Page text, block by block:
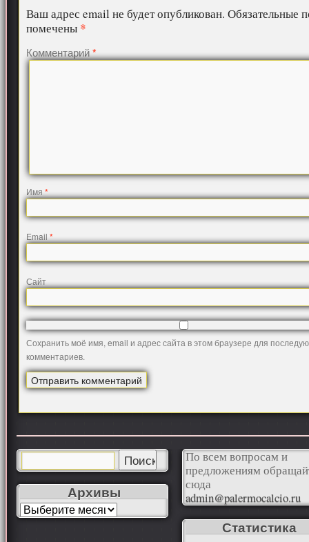
Ваш адрес email не будет опубликован. Обязательные
помечены *
Комментарий*
Имя*
Email*
Сайт
Сохранить моё имя, email и адрес сайта в этом браузере для
комментариев.
Архивы
По всем вопросам и
предложениям
сюда
admin@palermocalcio.ru
Статистика